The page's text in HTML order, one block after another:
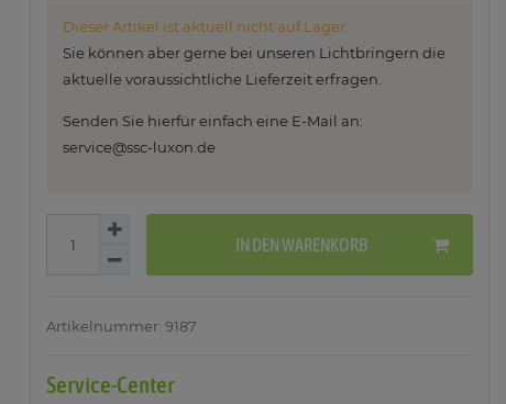
Dieser Artikel ist aktuell nicht auf Lager.
Sie können aber gerne bei unseren Lichtbringern die
aktuelle voraussichtliche Lieferzeit erfragen.
Senden Sie hierfür einfach eine E-Mail an:
service@ssc-luxon.de
IN DEN WARENKORB
Artikelnummer: 9187
Service-Center